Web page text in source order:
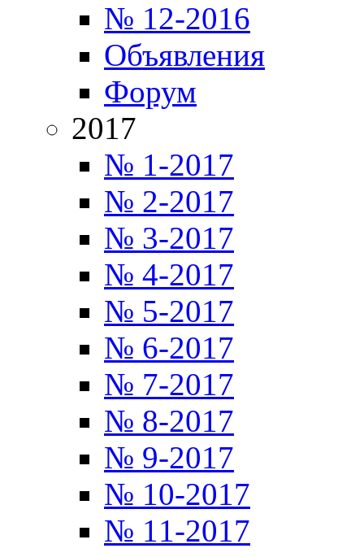
№ 12-2016
Объявления
Форум
2017
№ 1-2017
№ 2-2017
№ 3-2017
№ 4-2017
№ 5-2017
№ 6-2017
№ 7-2017
№ 8-2017
№ 9-2017
№ 10-2017
№ 11-2017